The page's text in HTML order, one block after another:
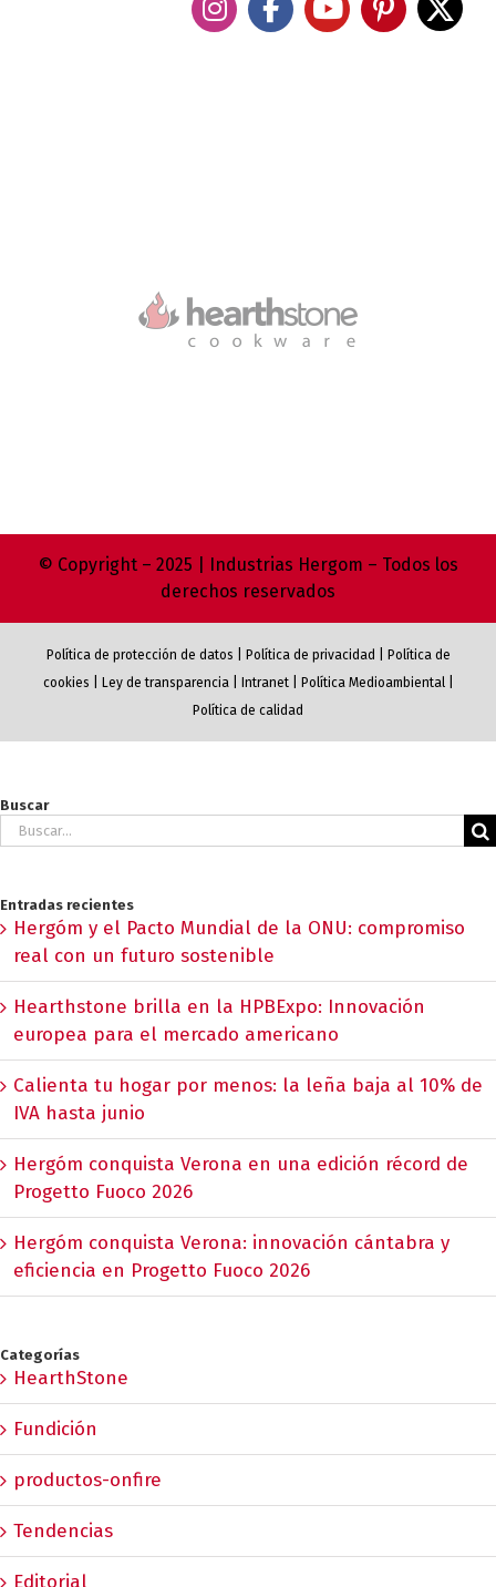
© Copyright – 2025 | Industrias Hergom – Todos los
derechos reservados
Política de protección de datos Política de privacidad
Política de
cookies
Ley de transparencia| Intranet| Política Medioambiental|
Política de calidad
Buscar
Buscar:
Entradas recientes
Hergóm y el Pacto Mundial de la ONU: compromiso
real con un futuro sostenible
Hearthstone brilla en la HPBExpo: Innovación
europea para el mercado americano
Calienta tu hogar por menos: la leña baja al 10% de
IVA hasta junio
Hergóm conquista Verona en una edición récord de
Progetto Fuoco 2026
Hergóm conquista Verona: innovación cántabra y
eficiencia en Progetto Fuoco 2026
Categorías
HearthStone
Fundición
productos-onfire
Tendencias
Editorial